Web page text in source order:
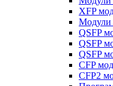
XFP
QSFP
QSFP
QSFP
CFP
CFP2